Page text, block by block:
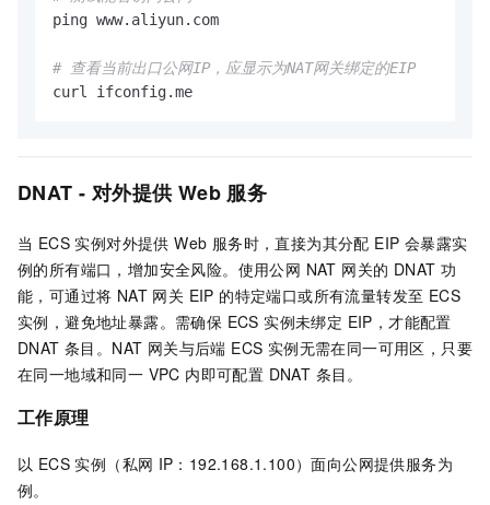
ping www.aliyun.com
# 查看当前出口公网IP，应显示为NAT网关绑定的EIP
curl ifconfig.me
DNAT - 对外提供 Web 服务
当 ECS 实例对外提供 Web 服务时，直接为其分配 EIP 会暴露实
例的所有端口，增加安全风险。使用公网 NAT 网关的 DNAT 功
能，可通过将 NAT 网关 EIP 的特定端口或所有流量转发至 ECS
实例，避免地址暴露。需确保 ECS 实例未绑定 EIP，才能配置
DNAT 条目。NAT 网关与后端 ECS 实例无需在同一可用区，只要
在同一地域和同一 VPC 内即可配置 DNAT 条目。
工作原理
以 ECS 实例（私网 IP：192.168.1.100）面向公网提供服务为
例。